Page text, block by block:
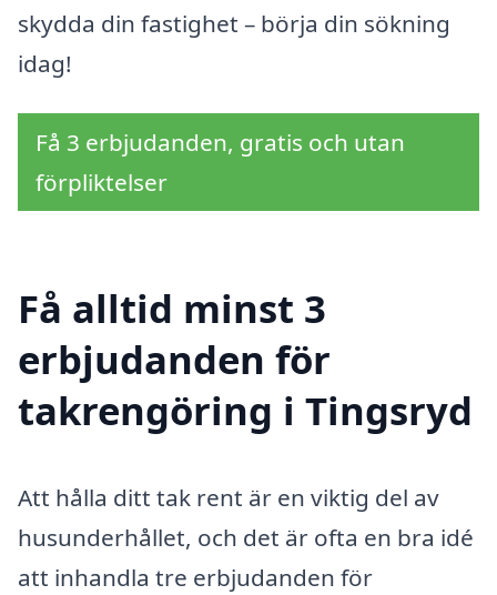
skydda din fastighet – börja din sökning
idag!
Få 3 erbjudanden, gratis och utan
förpliktelser
Få alltid minst 3
erbjudanden för
takrengöring i Tingsryd
Att hålla ditt tak rent är en viktig del av
husunderhållet, och det är ofta en bra idé
att inhandla tre erbjudanden för